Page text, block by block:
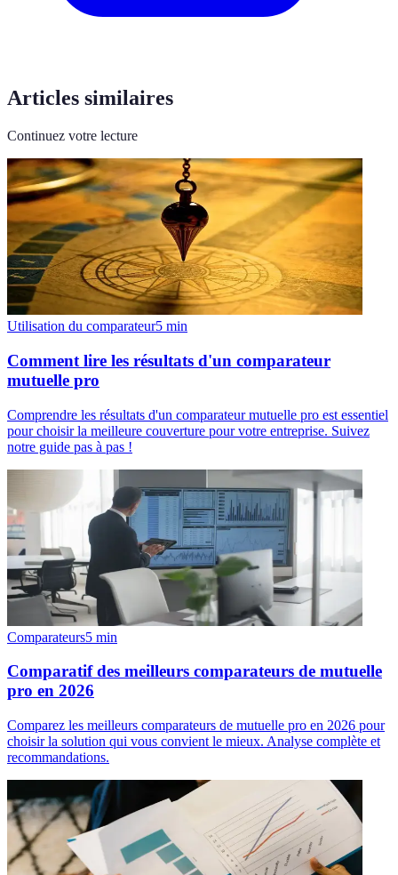
Articles similaires
Continuez votre lecture
Utilisation du comparateur5 min
Comment lire les résultats d'un comparateur
mutuelle pro
Comprendre les résultats d'un comparateur mutuelle pro est essentiel
pour choisir la meilleure couverture pour votre entreprise. Suivez
notre guide pas à pas !
Comparateurs5 min
Comparatif des meilleurs comparateurs de mutuelle
pro en 2026
Comparez les meilleurs comparateurs de mutuelle pro en 2026 pour
choisir la solution qui vous convient le mieux. Analyse complète et
recommandations.